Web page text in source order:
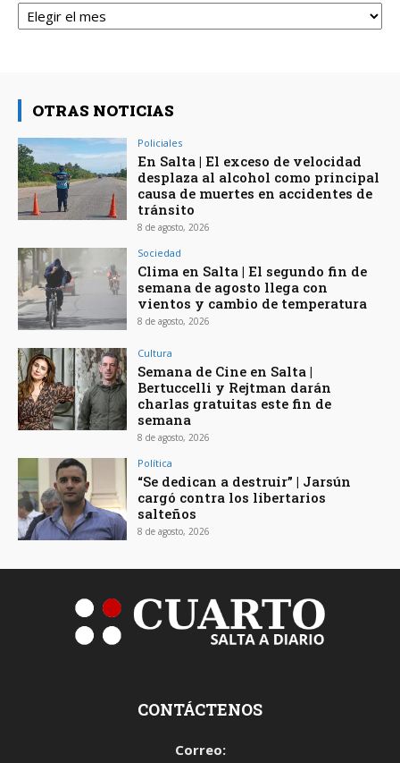
OTRAS NOTICIAS
Policiales
En Salta | El exceso de velocidad
desplaza al alcohol como principal
causa de muertes en accidentes de
tránsito
8 de agosto, 2026
Sociedad
Clima en Salta | El segundo fin de
semana de agosto llega con
vientos y cambio de temperatura
8 de agosto, 2026
Cultura
Semana de Cine en Salta |
Bertuccelli y Rejtman darán
charlas gratuitas este fin de
semana
8 de agosto, 2026
Política
“Se dedican a destruir” | Jarsún
cargó contra los libertarios
salteños
8 de agosto, 2026
CONTÁCTENOS
Correo: